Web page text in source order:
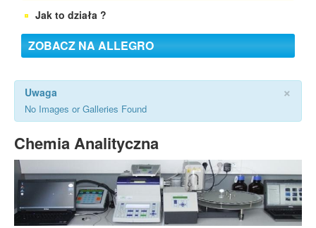
Jak to działa ?
ZOBACZ NA ALLEGRO
×
Uwaga
No Images or Galleries Found
Chemia Analityczna